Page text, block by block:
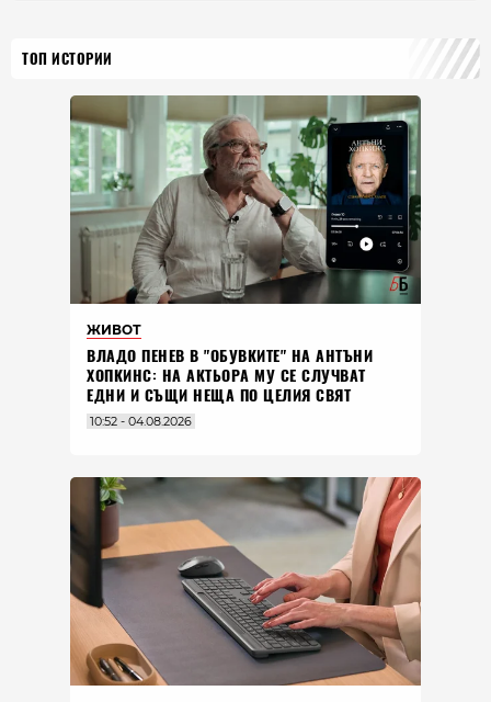
ТОП ИСТОРИИ
ЖИВОТ
ВЛАДO ПЕНЕВ В "ОБУВКИТЕ" НА АНТЪНИ
ХОПКИНС: НА АКТЬОРА МУ СЕ СЛУЧВАТ
ЕДНИ И СЪЩИ НЕЩА ПО ЦЕЛИЯ СВЯТ
10:52 - 04.08.2026